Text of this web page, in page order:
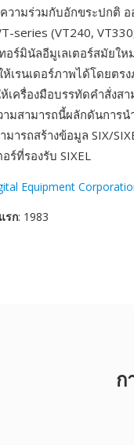
วามร่วมกับอักขระปกติ อ
series (VT240,
อร์มินัลอีมูเลเตอร์สมัยใ
ห้เรนเดอร์ภาพได้โดยต
เครื่องมือบรรทัดคำสั่ง
มสามารถนี้ผลักดันการน
มารถสร้างข้อมูล SIX/
ร์ที่รองรับ SIXEL
Equipment
รก: 1983
ก